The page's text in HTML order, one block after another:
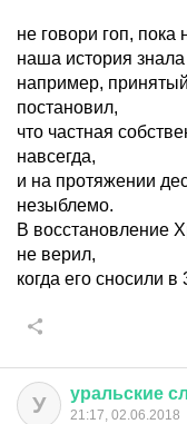
не говори гоп,
наша история
например,
постановил,
что частная
навсегда,
и на протяжении
незыблемо.
В восстановление
не верил,
когда его сносили в
У уральские
21:17, 02.06.2018